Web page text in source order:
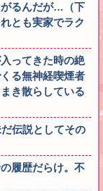
がるんだが…（下
とも実家でラク
ってきた時の絶
る無神経喫煙者
き散らしている
伝説としてその
履歴だらけ。不